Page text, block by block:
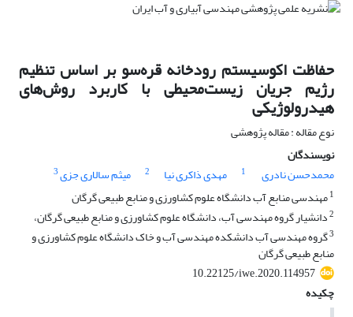
حفاظت اکوسیستم رودخانه قره‌سو بر اساس تنظیم
رژیم جریان زیست‌محیطی با کاربرد روش‌های
هیدرولوژیکی
نوع مقاله : مقاله پژوهشی
نویسندگان
محمدحسن نادری
1 مهدی ذاکری نیا 2 میثم سالاری جزی3
1مهندسی منابع آب دانشگاه علوم کشاورزی و منابع طبیعی گرگان
2دانشیار گروه مهندسی آب، دانشگاه علوم کشاورزی و منابع طبیعی گرگان،
3گروه مهندسی آب دانشکده مهندسی آب و خاک دانشگاه علوم کشاورزی و
منابع طبیعی گرگان
10.22125/iwe.2020.114957
چکیده